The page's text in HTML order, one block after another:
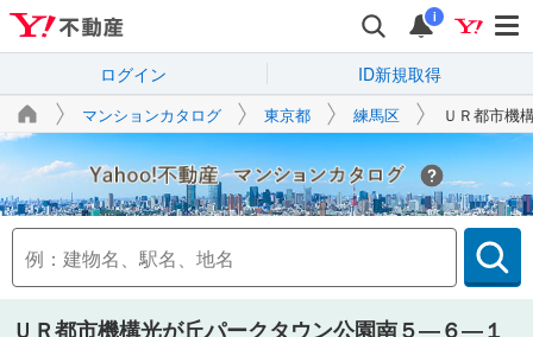
i
ログイン ID新規取得
マンションカタログ 東京都 練馬区 ＵＲ都市機
Yahoo!不動産
ＵＲ都市機構光が丘パークタウン公園南５―６―１